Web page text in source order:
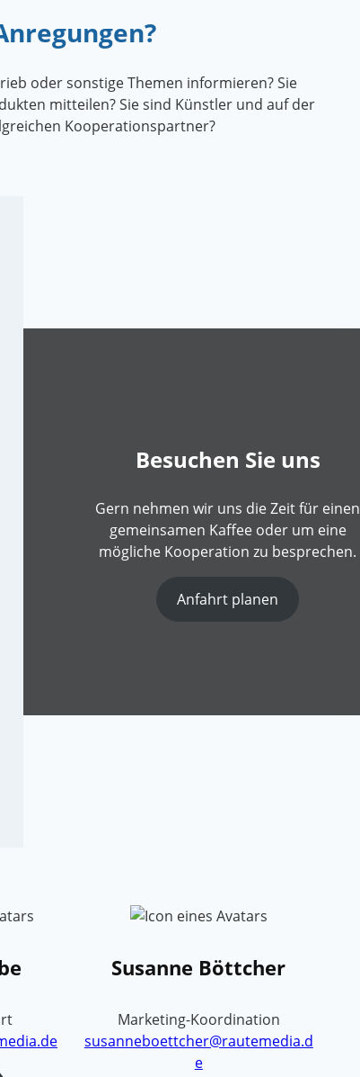
oder sonstige Themen informieren? Sie
mitteilen? Sie sind Künstler und auf der
Kooperationspartner?
Besuchen Sie uns
Gern nehmen wir uns die Zeit für einen
gemeinsamen Kaffee oder um eine
mögliche Kooperation zu besprechen.
Anfahrt planen
Susanne Böttcher
Marketing-Koordination
susanneboettcher@rautemedia.d
e